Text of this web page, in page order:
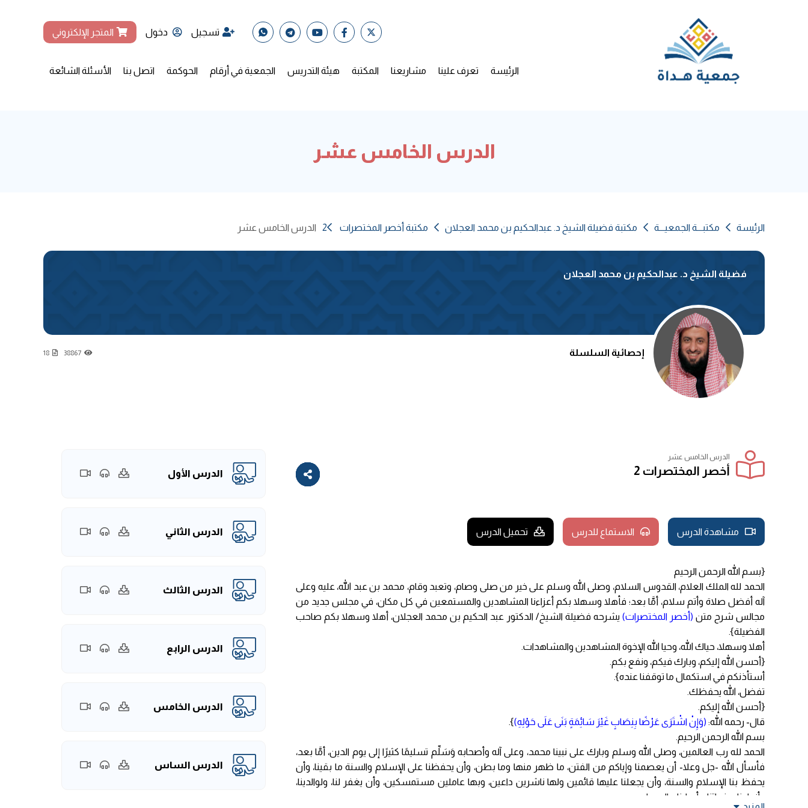
تسجيل دخول المتجر الإلكتروني
الرئيسة تعرف علينا مشاريعنا المكتبة هيئة التدريس الجمعية في أرقام الحوكمة اتصل بنا الأسئلة الشائعة
الدرس الخامس عشر
الرئيسة مكتبـــة الجمعيـــة مكتبة فضيلة الشيخ د. عبدالحكيم بن محمد العجلان مكتبة أخصر المختصرات 2 الدرس الخامس عشر
فضيلة الشيخ د. عبدالحكيم بن محمد العجلان
إحصائية السلسلة 38867
18
الدرس الخامس عشر
أخصر المختصرات 2
مشاهدة الدرس الاستماع للدرس تحميل الدرس
{بسم الله الرحمن الرحيم
الحمد لله الملك العلام، القدوس السلام، وصلى الله وسلم على خير من صلى وصام، وتعبد وقام، محمد بن عبد الله، عليه وعلى
آله أفضل صلاة وأتم سلام، أمَّا بعد؛ فأهلا وسهلا بكم أعزاءنا المشاهدين والمستمعين في كل مكان، في مجلس جديد من
مجالس شرح متن (أخصر المختصرات) يشرحه فضيلة الشيخ/ الدكتور عبد الحكيم بن محمد العجلان، أهلا وسهلا بكم صاحب
الفضيلة}.
أهلا وسهلا، حياك الله، وحيا الله الإخوة المشاهدين والمشاهدات.
{أحسن الله إليكم، وبارك فيكم، ونفع بكم.
أستأذنكم في استكمال ما توقفنا عنده}.
تفضل، الله يحفظك.
{أحسن الله إليكم.
قال- رحمه الله: (وَإِنْ اشْتَرَى عَرْضًا بِنِصَابٍ غَيْرَ سَائِمَةٍ بَنَى عَلَى حَوْلِهِ)}.
بسم الله الرحمن الرحيم.
الحمد لله رب العالمين، وصلى الله وسلم وبارك على نبينا محمد، وعلى آله وأصحابه وَسَلِّم تسليمًا كثيرًا إلى يوم الدين، أمَّا بعد،
فأسأل الله -جل وعلا- أن يعصمنا وإياكم من الفتن، ما ظهر منها وما بطن، وأن يحفظنا على الإسلام والسنة ما بقينا، وأن
يحفظ بنا الإسلام والسنة، وأن يجعلنا عليها قائمين ولها ناشرين داعين، وبها عاملين مستمسكين، وأن يغفر لنا، ولوالدينا،
وأزواجنا، وذرياتنا، وأحبابنا، والمسلمين.
الدرس الأول
الدرس الثاني
الدرس الثالث
الدرس الرابع
الدرس الخامس
الدرس الساس